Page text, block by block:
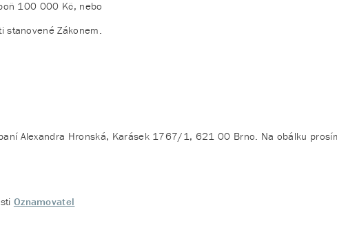
100 000 Kč, nebo
stanovené Zákonem.
Alexandra Hronská, Karásek 1767/1, 621 00 Brno. Na obálku
Oznamovatel